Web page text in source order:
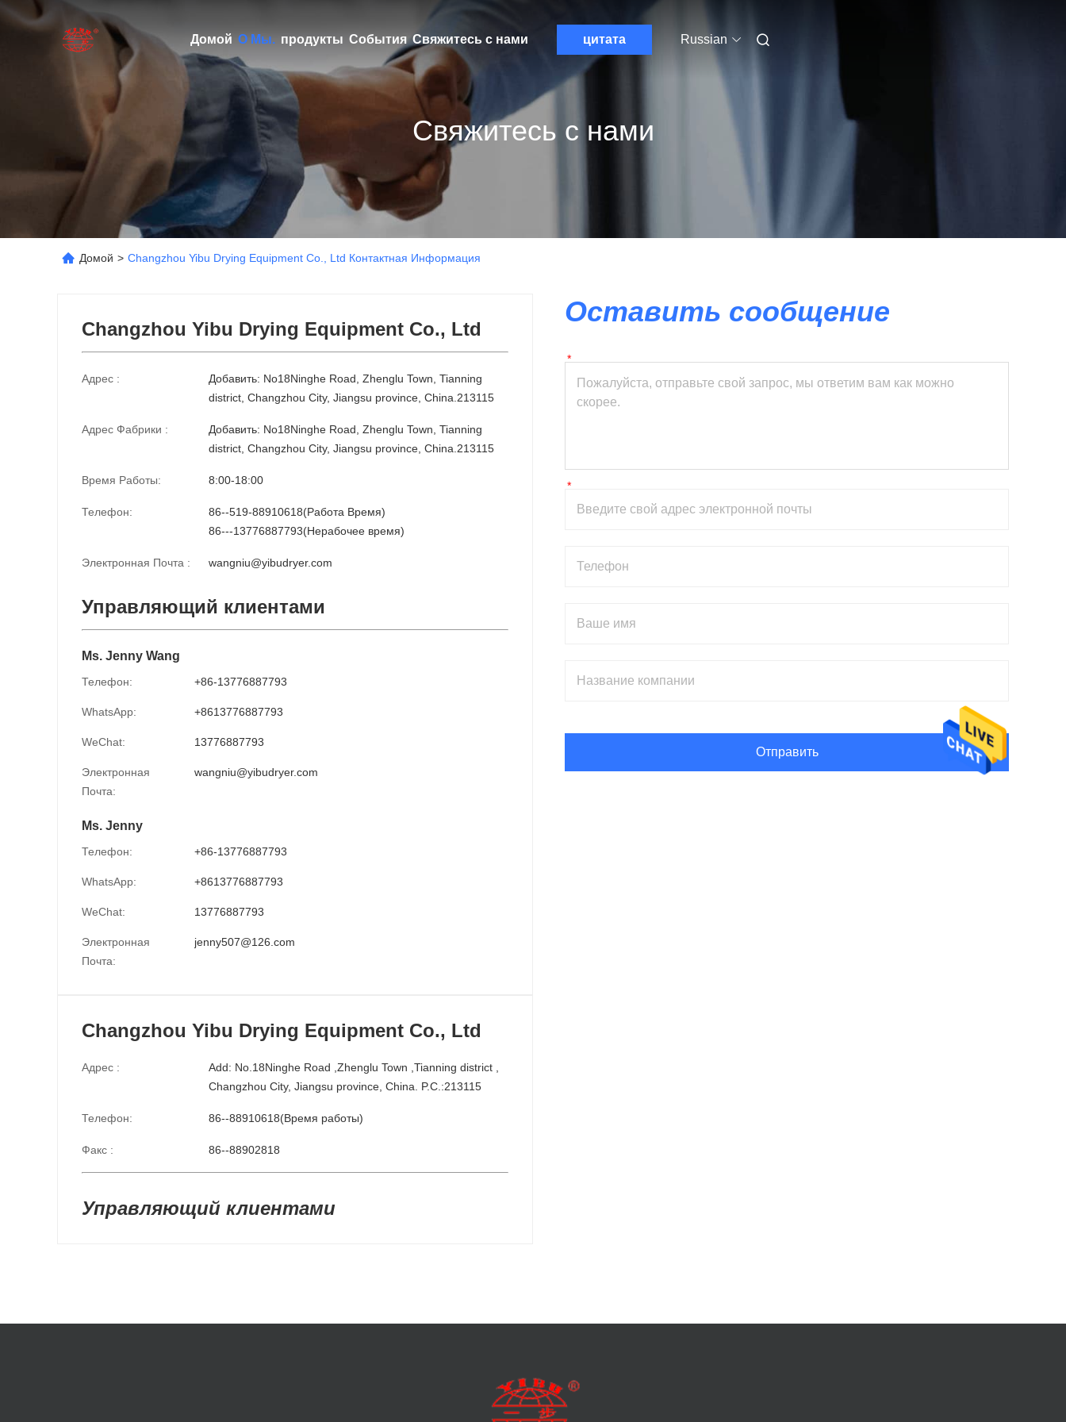
Домой О Мы. продукты События Свяжитесь с нами цитата Russian
Свяжитесь с нами
Домой > Changzhou Yibu Drying Equipment Co., Ltd Контактная Информация
Changzhou Yibu Drying Equipment Co., Ltd
Адрес :
Добавить: No18Ninghe Road, Zhenglu Town, Tianning
district, Changzhou City, Jiangsu province, China.213115
Адрес Фабрики :
Добавить: No18Ninghe Road, Zhenglu Town, Tianning
district, Changzhou City, Jiangsu province, China.213115
Время Работы: 8:00-18:00
Телефон:
86--519-88910618(Работа Время)
86---13776887793(Нерабочее время)
Электронная Почта : wangniu@yibudryer.com
Управляющий клиентами
Ms. Jenny Wang
Телефон: +86-13776887793
WhatsApp: +8613776887793
WeChat: 13776887793
Электронная
Почта:
wangniu@yibudryer.com
Ms. Jenny
Телефон: +86-13776887793
WhatsApp: +8613776887793
WeChat: 13776887793
Электронная
Почта:
jenny507@126.com
Changzhou Yibu Drying Equipment Co., Ltd
Адрес :
Add: No.18Ninghe Road ,Zhenglu Town ,Tianning district ,
Changzhou City, Jiangsu province, China. P.C.:213115
Телефон: 86--88910618(Время работы)
Факс : 86--88902818
Управляющий клиентами
Оставить сообщение
Отправить